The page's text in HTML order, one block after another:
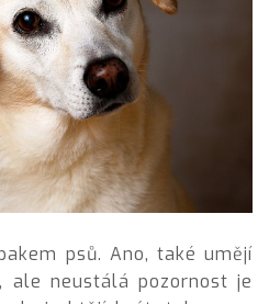
psů. Ano, také umějí
neustálá pozornost je